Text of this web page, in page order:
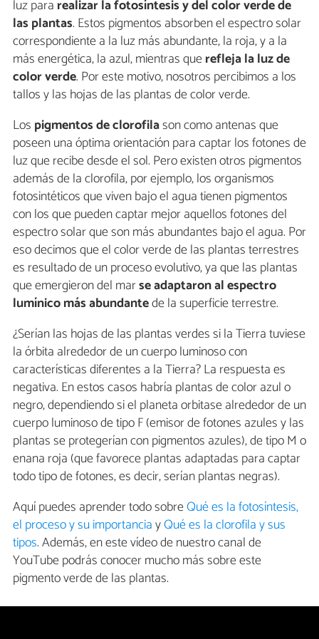
luz para realizar la fotosíntesis y del color verde de
las plantas. Estos pigmentos absorben el espectro solar
correspondiente a la luz más abundante, la roja, y a la
más energética, la azul, mientras querefleja la luz de
color verde. Por este motivo, nosotros percibimos a los
tallos y las hojas de las plantas de color verde.
Los pigmentos de clorofilason como antenas que
poseen una óptima orientación para captar los fotones de
luz que recibe desde el sol. Pero existen otros pigmentos
además de la clorofila, por ejemplo, los organismos
fotosintéticos que viven bajo el agua tienen pigmentos
con los que pueden captar mejor aquellos fotones del
espectro solar que son más abundantes bajo el agua. Por
eso decimos que el color verde de las plantas terrestres
es resultado de un proceso evolutivo, ya que las plantas
que emergieron del marse adaptaron al espectro
lumínico más abundantede la superficie terrestre.
¿Serían las hojas de las plantas verdes si la Tierra tuviese
la órbita alrededor de un cuerpo luminoso con
características diferentes a la Tierra? La respuesta es
negativa. En estos casos habría plantas de color azul o
negro, dependiendo si el planeta orbitase alrededor de un
cuerpo luminoso de tipo F (emisor de fotones azules y las
plantas se protegerían con pigmentos azules), de tipo M o
enana roja (que favorece plantas adaptadas para captar
todo tipo de fotones, es decir, serían plantas negras).
Aquí puedes aprender todo sobreQué es la fotosíntesis,
el proceso y su importanciayQué es la clorofila y sus
tipos. Además, en este vídeo de nuestro canal de
YouTube podrás conocer mucho más sobre este
pigmento verde de las plantas.